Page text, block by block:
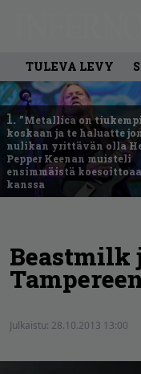
TULEVA LEVY
1. ”Metallica on
koskaan ja te haluatte
nulikan yrittävän olla
Pepper Keenan muisteli
ensimmäistä
kanssa
Beastmilk
Julkaistu: 28.10.2013 13:00